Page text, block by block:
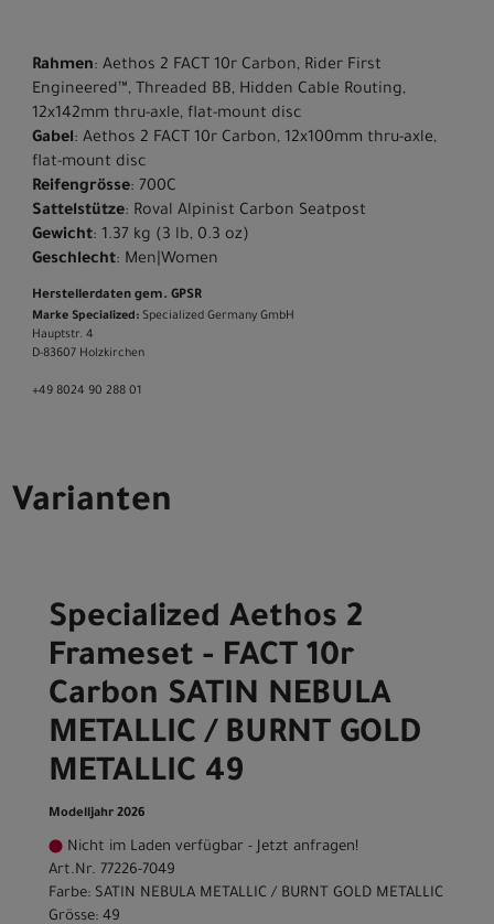
Rahmen: Aethos 2 FACT 10r Carbon, Rider First
Engineered™, Threaded BB, Hidden Cable Routing,
12x142mm thru-axle, flat-mount disc
Gabel: Aethos 2 FACT 10r Carbon, 12x100mm thru-axle,
flat-mount disc
Reifengrösse: 700C
Sattelstütze: Roval Alpinist Carbon Seatpost
Gewicht: 1.37 kg (3 lb, 0.3 oz)
Geschlecht: Men|Women
Herstellerdaten gem. GPSR
Marke Specialized: Specialized Germany GmbH
Hauptstr. 4
D-83607 Holzkirchen
+49 8024 90 288 01
Varianten
Specialized Aethos 2
Frameset - FACT 10r
Carbon SATIN NEBULA
METALLIC / BURNT GOLD
METALLIC 49
Modelljahr 2026
Nicht im Laden verfügbar - Jetzt anfragen!
Art.Nr. 77226-7049
Farbe: SATIN NEBULA METALLIC / BURNT GOLD METALLIC
Grösse: 49